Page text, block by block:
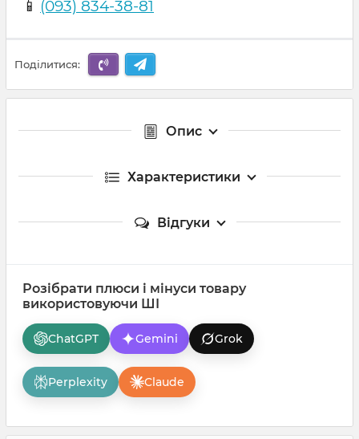
📱 (093) 834-38-81
Поділитися:
Опис
Характеристики
Відгуки
Розібрати плюси і мінуси товару
використовуючи ШІ
ChatGPT Gemini Grok
Perplexity Claude